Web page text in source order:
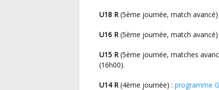
U18 R (5ème journée, match
U16 R (5ème journée, match
U15 R (5ème journée, matches
(16h00).
U14 R (4ème journée) : programme